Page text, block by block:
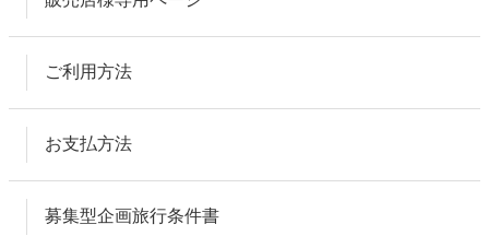
ご利用方法
お支払方法
募集型企画旅行条件書